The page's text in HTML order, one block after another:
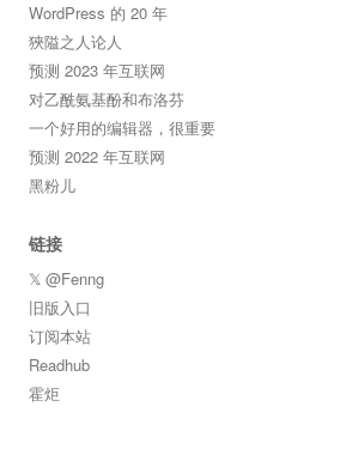
WordPress 的 20 年
狹隘之人论人
预测 2023 年互联网
对乙酰氨基酚和布洛芬
一个好用的编辑器，很重要
预测 2022 年互联网
黑粉儿
链接
𝕏 @Fenng
旧版入口
订阅本站
Readhub
霍炬